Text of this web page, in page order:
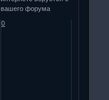
вашего форума
0